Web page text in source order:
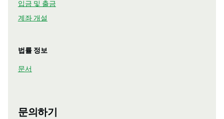
입금 및 출금
계좌 개설
법률 정보
문서
문의하기